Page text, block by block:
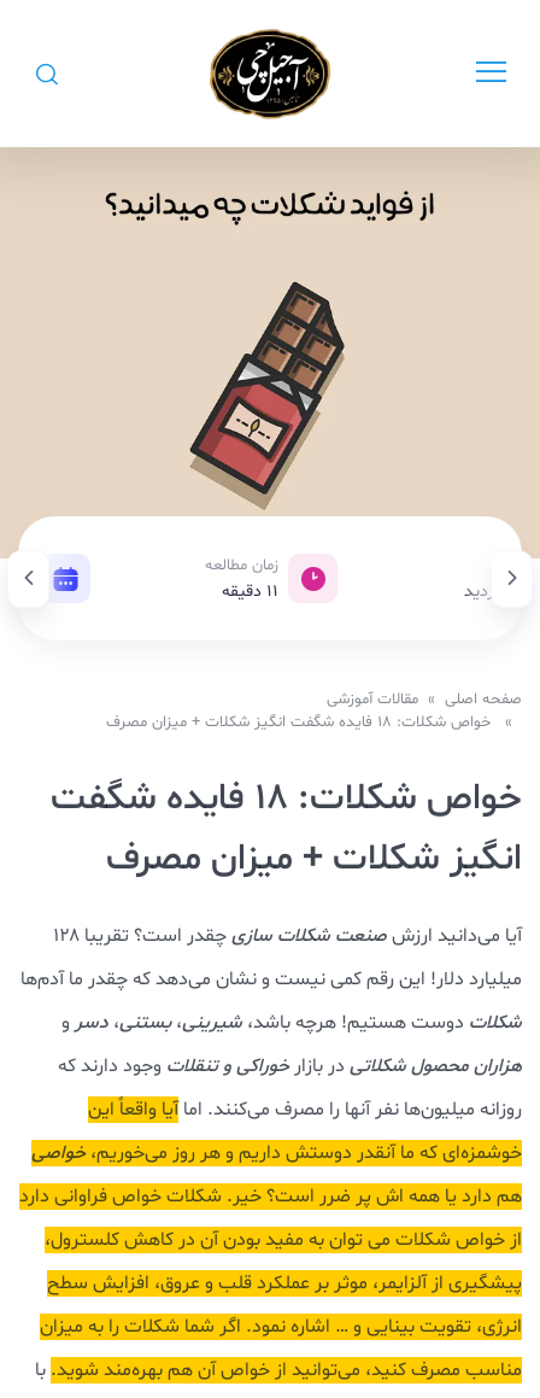
بازدید
839 بازدید
زمان مطالعه
11 دقیقه 30 مرداد 1403
صفحه اصلی » مقالات آموزشی
» خواص شکلات: 18 فایده شگفت انگیز شکلات + میزان مصرف
خواص شکلات: 18 فایده شگفت
انگیز شکلات + میزان مصرف
آیا می‌دانید ارزشصنعت شکلات سازی
چقدر است؟ تقریبا ۱۲۸
میلیارد دلار! این رقم کمی نیست و نشان می‌دهد که چقدر ما آدم‌ها
شکلات دوست هستیم! هرچه باشد، شیرینی،بستنی، دسر و
هزاران محصول شکلاتی در بازارخوراکی و تنقلات وجود دارند که
روزانه میلیون‌ها نفر آنها را مصرف می‌کنند. اماآیا واقعاً این
خوشمزه‌ای که ما آنقدر دوستش داریم و هر روز می‌خوریم،خواصی
هم دارد یا همه اش پر ضرر است؟ خیر. شکلات خواص فراوانی دارد
از خواص شکلات می توان به مفید بودن آن در کاهش کلسترول،
پیشگیری از آلزایمر، موثر بر عملکرد قلب و عروق، افزایش سطح
انرژی، تقویت بینایی و … اشاره نمود. اگر شما شکلات را به میزان
مناسب مصرف کنید، می‌توانید از خواص آن هم بهره‌مند شوید. با